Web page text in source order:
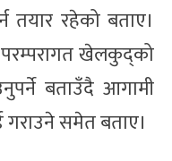
तयार रहेको बताए।
खेलकुद्को
बताउँदै आगामी
गराउने समेत बताए।